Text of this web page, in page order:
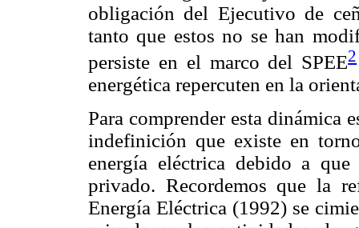
obligación del Ejecutivo de
tanto que estos no se han
persiste en el marco del SPEE2
energética repercuten en la
Para comprender esta dinámica
indefinición que existe en
energía eléctrica debido a
privado. Recordemos que la
Energía Eléctrica (1992) se